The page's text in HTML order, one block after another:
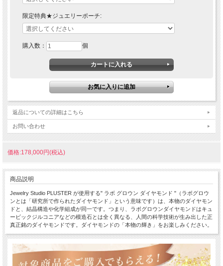
限定特典★ジュエリーポーチ:
購入数： 個
返品についての詳細はこちら
お問い合わせ
価格:178,000円(税込)
商品説明
Jewelry Studio PLUSTER が使用する" ラボ グロウン ダイヤモンド "（ラボグロウ
ンとは「研究所で作られたダイヤモンド」という意味です）は、本物のダイヤモン
ドと、結晶構造や化学組成が同一です。つまり、ラボグロウンダイヤモンドはキュ
ービックジルコニアなどの模造石とは全く異なる、人間の科学技術が生み出した正
真正銘のダイヤモンドです。ダイヤモンドの「本物の輝き」をお楽しみください。